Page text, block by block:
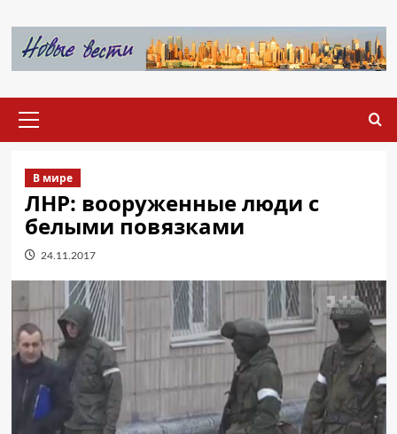
содержимому
меню
В мире
ЛНР: вооруженные люди с
белыми повязками
24.11.2017